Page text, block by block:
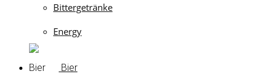
Bittergetränke
Energy
Bier